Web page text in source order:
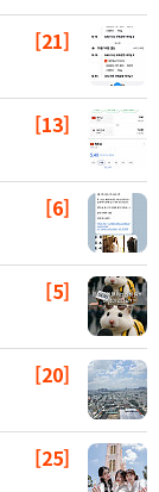
[21]
[13]
[6]
[5]
[20]
[25]